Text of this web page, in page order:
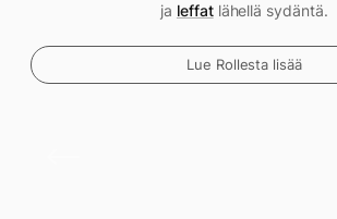
ja leffatlähellä sydäntä.
Lue Rollesta lisää